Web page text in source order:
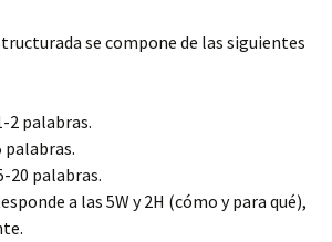
se compone de las siguientes
2 palabras.
palabras.
20 palabras.
a las 5W y 2H (cómo y para qué),